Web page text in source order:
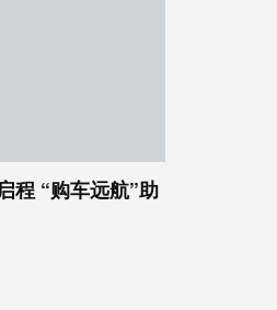
程 “购车远航”助